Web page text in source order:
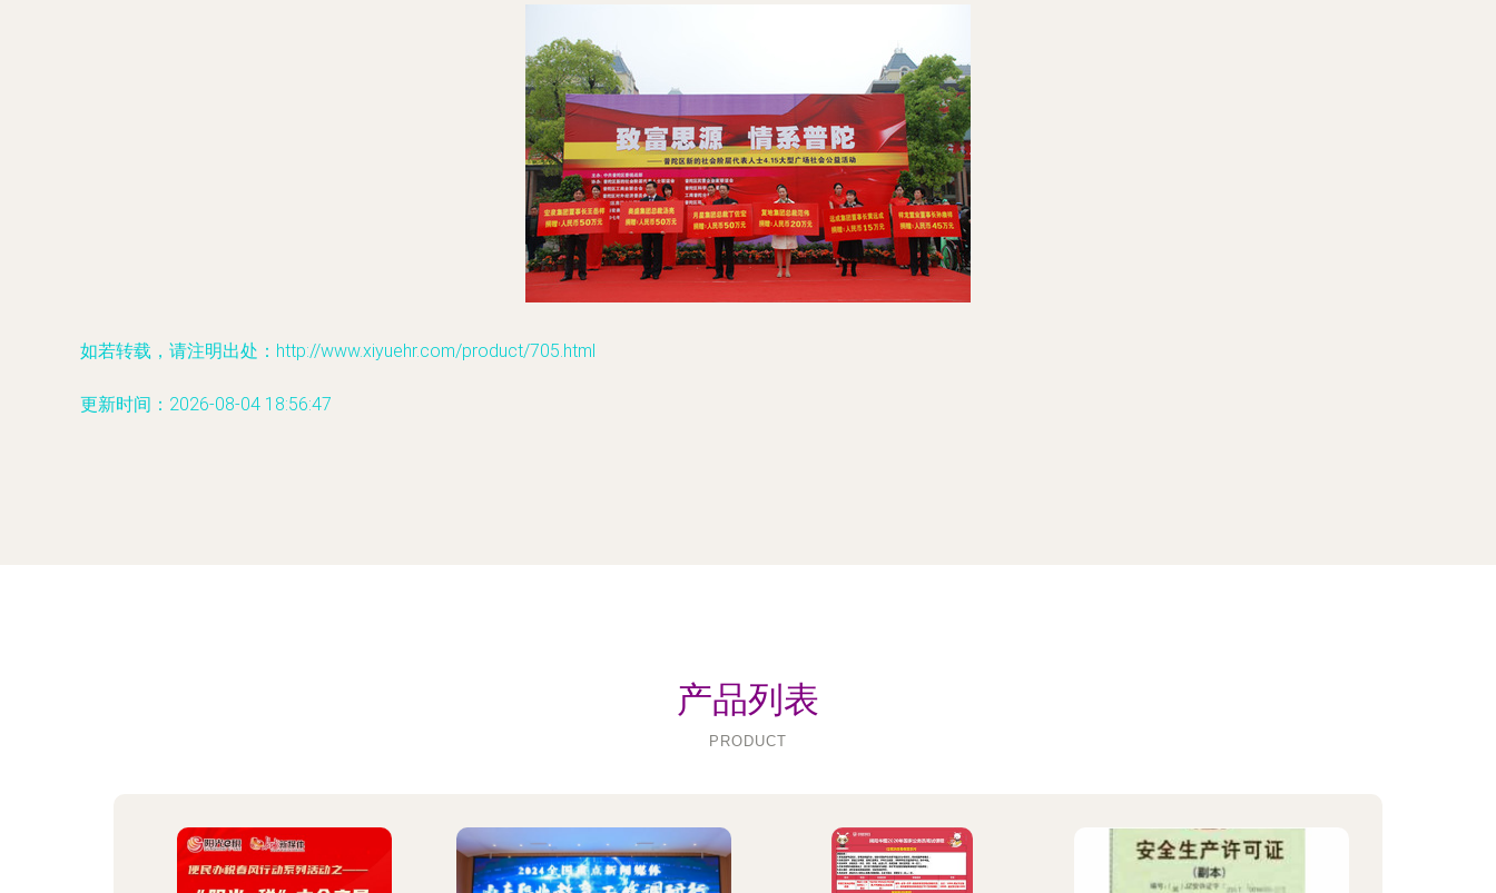
如若转载，请注明出处：http://www.xiyuehr.com/product/705.html
更新时间：2026-08-04 18:56:47
产品列表
PRODUCT